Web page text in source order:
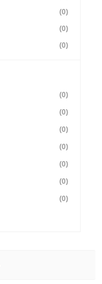
(0)
(0)
(0)
(0)
(0)
(0)
(0)
(0)
(0)
(0)